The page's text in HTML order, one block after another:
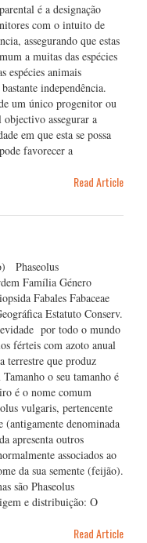
é a designação
com o intuito de
assegurando que estas
a muitas das espécies
espécies animais
independência.
um único progenitor ou
assegurar a
em que esta se possa
favorecer a
Read Article
Phaseolus
Família Género
Fabales Fabaceae
Estatuto Conserv.
por todo o mundo
férteis com azoto anual
terrestre que produz
o seu tamanho é
é o nome comum
vulgaris, pertencente
(antigamente denominada
apresenta outros
associados ao
da sua semente (feijão).
são Phaseolus
e distribuição: O
Read Article